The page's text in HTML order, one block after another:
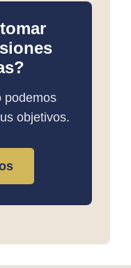
podemos
objetivos.